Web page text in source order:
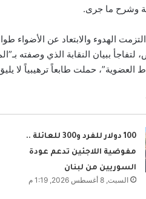
وشرح ما جرى.
التزمت الهدوء والابتعاد عن الأضواء
ببيان النقابة الذي وصفته
العضوية”، حملت طابعاً ترهيبياً لا
100 دولار للفرد و300 للعائلة ..
مفوضية اللاجئين تدعم عودة
السوريين من لبنان
السبت, 8 أغسطس 2026, 1:19 م